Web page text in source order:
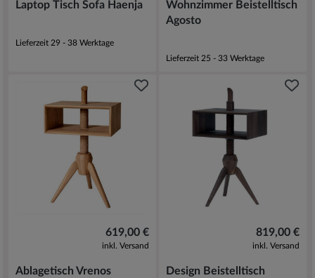
Laptop Tisch Sofa Haenja
Lieferzeit 29 - 38 Werktage
Wohnzimmer Beistelltisch
Agosto
Lieferzeit 25 - 33 Werktage
619,00 €
inkl. Versand
Ablagetisch Vrenos
819,00 €
inkl. Versand
Design Beistelltisch